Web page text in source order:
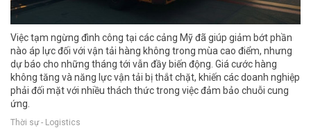
Việc tạm ngừng đình công tại các cảng Mỹ đã giúp giảm bớt phần
nào áp lực đối với vận tải hàng không trong mùa cao điểm, nhưng
dự báo cho những tháng tới vẫn đầy biến động. Giá cước hàng
không tăng và năng lực vận tải bị thắt chặt, khiến các doanh nghiệp
phải đối mặt với nhiều thách thức trong việc đảm bảo chuỗi cung
ứng.
Thời sự - Logistics